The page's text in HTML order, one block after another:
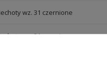
wz. 31 czernione
wz. 31 czernione
wz. 31 czernione